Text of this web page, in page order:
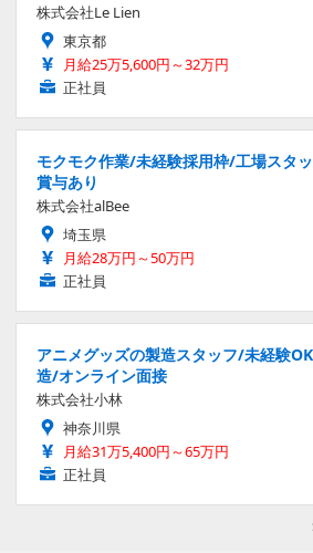
株式会社Le Lien
東京都
月給25万5,600円～32万円
正社員
モクモク作業/未経験採用枠/工場スタ
賞与あり
株式会社alBee
埼玉県
月給28万円～50万円
正社員
アニメグッズの製造スタッフ/未経験
造/オンライン面接
株式会社小林
神奈川県
月給31万5,400円～65万円
正社員